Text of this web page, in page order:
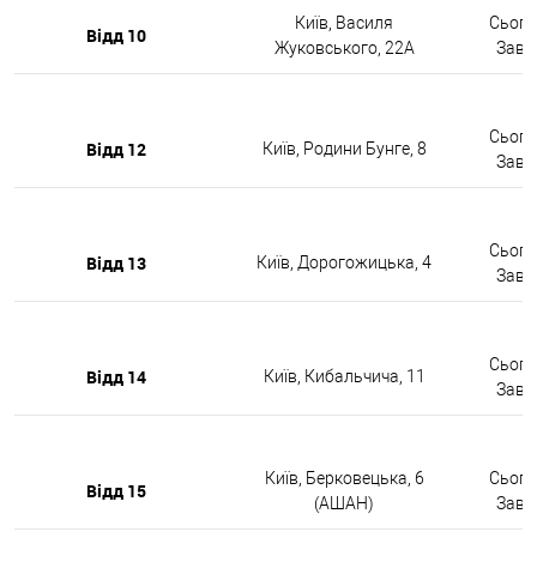
Відд 10
Київ, Василя
Жуковського, 22А
Відд 12 Київ, Родини Бунге, 8
Відд 13 Київ, Дорогожицька, 4
Відд 14 Київ, Кибальчича, 11
Відд 15
Київ, Берковецька, 6
(АШАН)